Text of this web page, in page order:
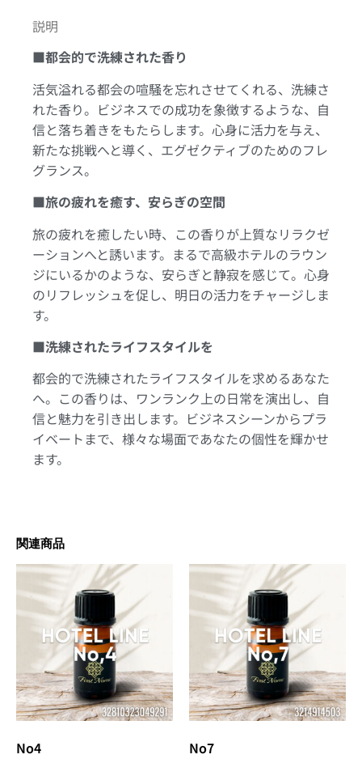
説明
■都会的で洗練された香り
活気溢れる都会の喧騒を忘れさせてくれる、洗練さ
れた香り。ビジネスでの成功を象徴するような、自
信と落ち着きをもたらします。心身に活力を与え、
新たな挑戦へと導く、エグゼクティブのためのフレ
グランス。
■旅の疲れを癒す、安らぎの空間
旅の疲れを癒したい時、この香りが上質なリラクゼ
ーションへと誘います。まるで高級ホテルのラウン
ジにいるかのような、安らぎと静寂を感じて。心身
のリフレッシュを促し、明日の活力をチャージしま
す。
■洗練されたライフスタイルを
都会的で洗練されたライフスタイルを求めるあなた
へ。この香りは、ワンランク上の日常を演出し、自
信と魅力を引き出します。ビジネスシーンからプラ
イベートまで、様々な場面であなたの個性を輝かせ
ます。
関連商品
No4 No7